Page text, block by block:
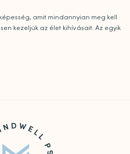
amit mindannyian meg kell
kezeljük az élet kihívásait. Az egyik